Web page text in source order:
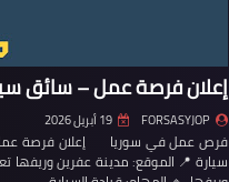
إعلان فرصة عمل – سائق
FORSASYJOP 19 أبريل 2026
فرص عمل في سوريا إعلان فرصة عمل
سيارة 📍 الموقع: مدينة عفرين